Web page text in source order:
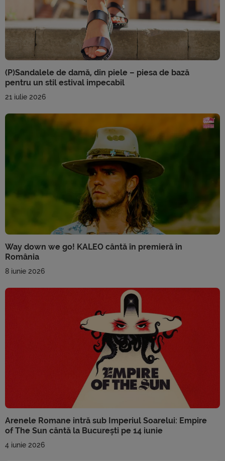
(P)Sandalele de damă, din piele – piesa de bază
pentru un stil estival impecabil
21 iulie 2026
Way down we go! KALEO cântă în premieră în
România
8 iunie 2026
Arenele Romane intră sub Imperiul Soarelui: Empire
of The Sun cântă la București pe 14 iunie
4 iunie 2026